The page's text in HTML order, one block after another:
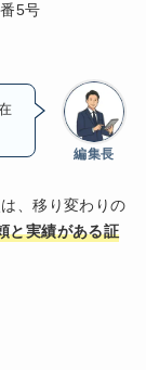
5号
編集長
、移り変わりの
と実績がある証